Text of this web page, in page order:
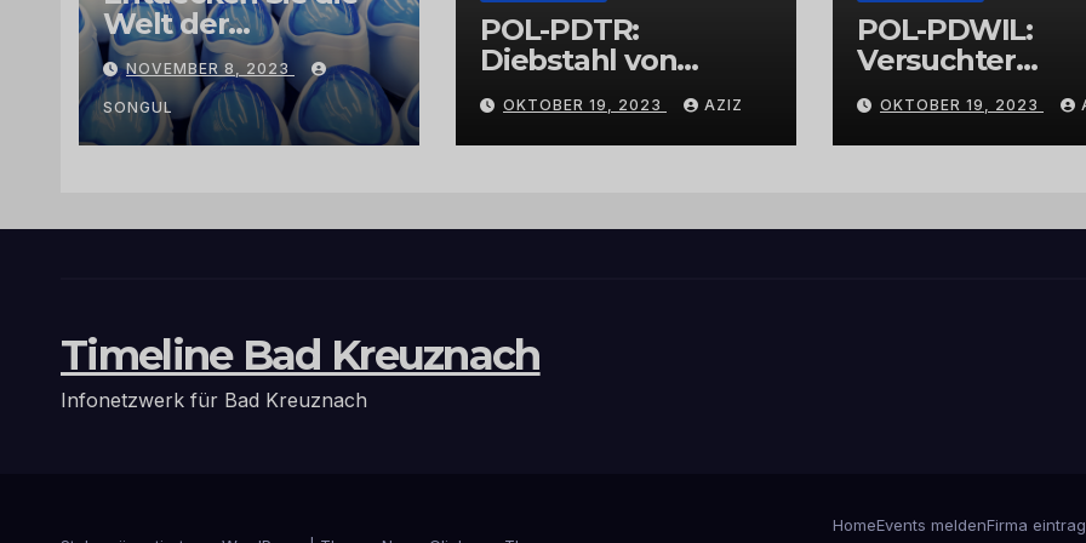
Welt der
Exklusivität:
Arganöl,
Kaktusfeigenkernöl
und
vertrauenswürdige
NOVEMBER 8, 2023
SONGUL
POL-PDTR:
Diebstahl von
Grabschmuck
OKTOBER 19, 2023 AZIZ
POL-PDWIL:
Versuchter
Einbruch im
Gewerbegebiet
Wittlich
OKTOBER 19, 2023
Timeline Bad Kreuznach
Infonetzwerk für Bad Kreuznach
HomeEvents meldenFirma